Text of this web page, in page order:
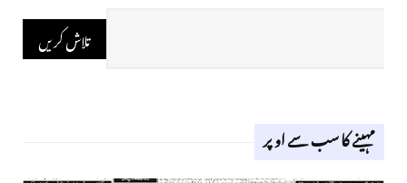
مہینے کا سب سے اوپر